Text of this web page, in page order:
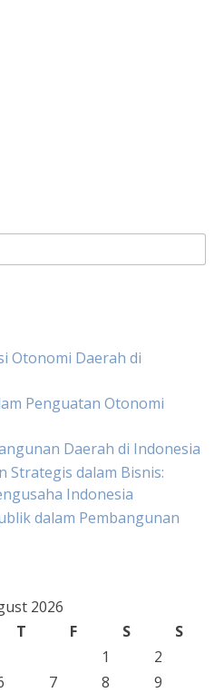
Otonomi Daerah di
Penguatan Otonomi
Daerah di Indonesia
Strategis dalam Bisnis:
Indonesia
dalam Pembangunan
2026
T F S
S
1
2
7 8
9